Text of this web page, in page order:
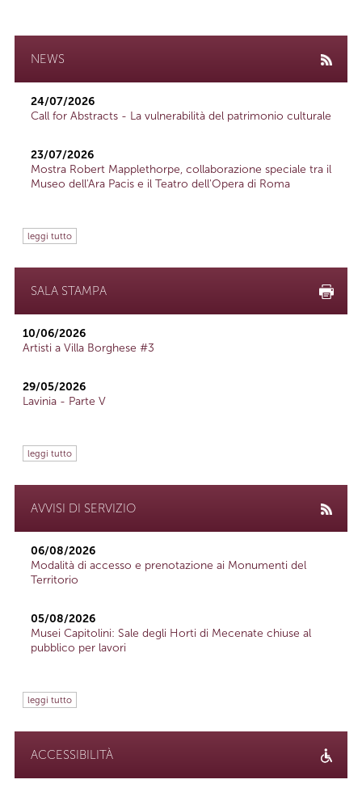
NEWS
24/07/2026
Call for Abstracts - La vulnerabilità del patrimonio culturale
23/07/2026
Mostra Robert Mapplethorpe, collaborazione speciale tra il
Museo dell'Ara Pacis e il Teatro dell'Opera di Roma
leggi tutto
SALA STAMPA
10/06/2026
Artisti a Villa Borghese #3
29/05/2026
Lavinia - Parte V
leggi tutto
AVVISI DI SERVIZIO
06/08/2026
Modalità di accesso e prenotazione ai Monumenti del
Territorio
05/08/2026
Musei Capitolini: Sale degli Horti di Mecenate chiuse al
pubblico per lavori
leggi tutto
ACCESSIBILITÀ